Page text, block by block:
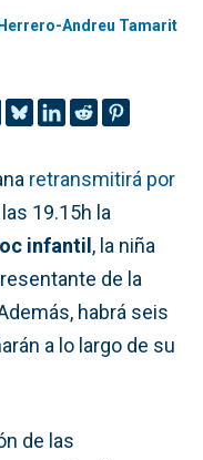
Andreu Tamarit
retransmitirá por
19.15h la
infantil, la niña
de la
habrá seis
a lo largo de su
de las